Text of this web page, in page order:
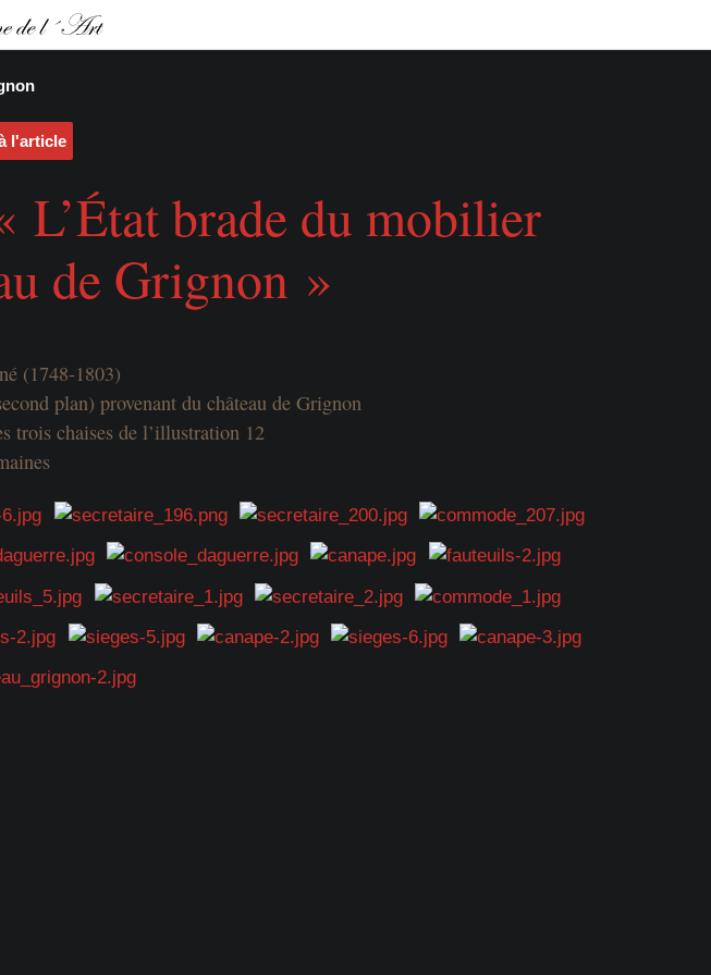
l'article
L’État brade du mobilier
de Grignon »
(1748-1803)
plan) provenant du château de Grignon
trois chaises de l’illustration 12